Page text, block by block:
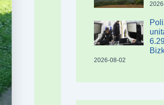
2026-08-02